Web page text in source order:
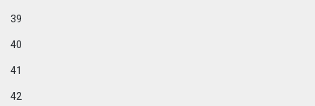
39
40
41
42